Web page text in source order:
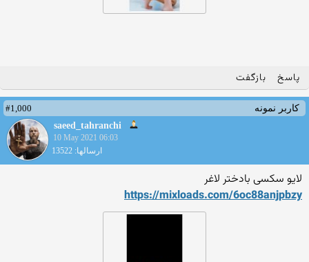
پاسخ بازگفت
کاربر نمونه
#1,000
saeed_tahranchi
10 May 2021 06:03
ارسالها: 13522
لایو سکسی بادختر لاغر
https://mixloads.com/6oc88anjpbzy